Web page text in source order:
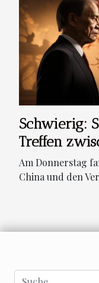
Schwierig:
Treffen
China
Am Donnerstag
China und den